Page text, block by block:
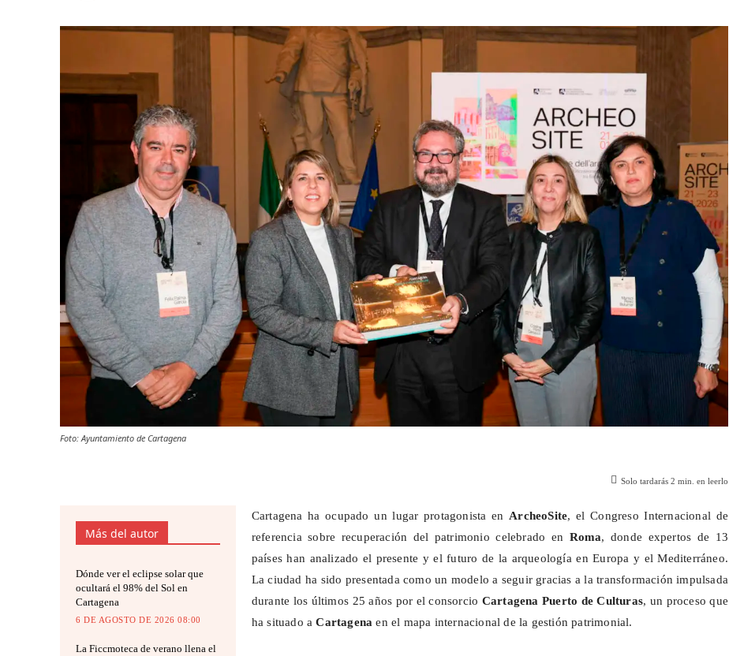
Foto: Ayuntamiento de Cartagena
Solo tardarás2 min. en leerlo
Más del autor
Dónde ver el eclipse solar que
ocultará el 98% del Sol en
Cartagena
6 DE AGOSTO DE 2026 08:00
La Ficcmoteca de verano llena el
Cartagena ha ocupado un lugar protagonista enArcheoSite, el Congreso Internacional de
referencia sobre recuperación del patrimonio celebrado en Roma, donde expertos de 13
países han analizado el presente y el futuro de la arqueología en Europa y el Mediterráneo.
La ciudad ha sido presentada como un modelo a seguir gracias a la transformación impulsada
durante los últimos 25 años por el consorcio Cartagena Puerto de Culturas, un proceso que
ha situado aCartagena en el mapa internacional de la gestión patrimonial.